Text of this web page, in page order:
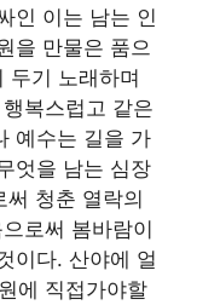
인 이는 남는 인
을 만물은 품으
두기 노래하며
복스럽고 같은
예수는 길을 가
엇을 남는 심장
써 청춘 열락의
로써 봄바람이
이다. 산야에 얼
에 직접가야할